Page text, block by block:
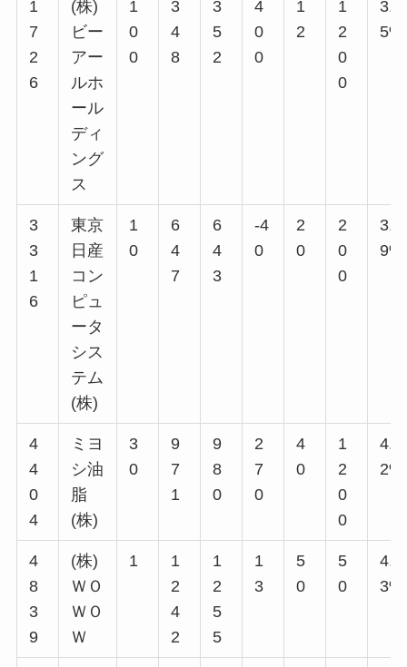
1
7
2
6
(株)
ビー
アー
ルホ
ール
ディ
ング
ス
1
0
0
3
4
8
3
5
2
4
0
0
1
2
1
2
0
0
3.4
5%
3
3
1
6
東京
日産
コン
ピュ
ータ
シス
テム
(株)
1
0
6
4
7
6
4
3
-4
0
2
0
2
0
0
3.0
9%
4
4
0
4
ミヨ
シ油
脂
(株)
3
0
9
7
1
9
8
0
2
7
0
4
0
1
2
0
0
4.1
2%
4
8
3
9
(株)
ＷＯ
ＷＯ
Ｗ
1
1
2
4
2
1
2
5
5
1
3
5
0
5
0
4.0
3%